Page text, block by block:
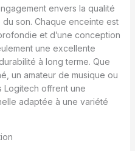
envers la qualité
du son. Chaque enceinte est
et d’une conception
une excellente
à long terme. Que
un amateur de musique ou
Logitech offrent une
adaptée à une variété